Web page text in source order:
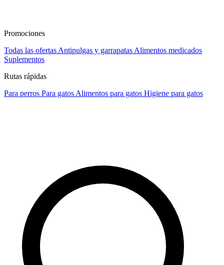
Promociones
Todas las ofertas Antipulgas y garrapatas Alimentos medicados
Suplementos
Rutas rápidas
Para perros Para gatos Alimentos para gatos Higiene para gatos